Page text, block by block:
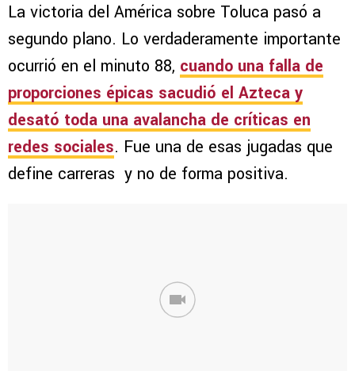
La victoria del América sobre Toluca pasó a
segundo plano. Lo verdaderamente importante
ocurrió en el minuto 88, cuando una falla de
proporciones épicas sacudió el Azteca y
desató toda una avalancha de críticas en
redes sociales. Fue una de esas jugadas que
define carreras y no de forma positiva.